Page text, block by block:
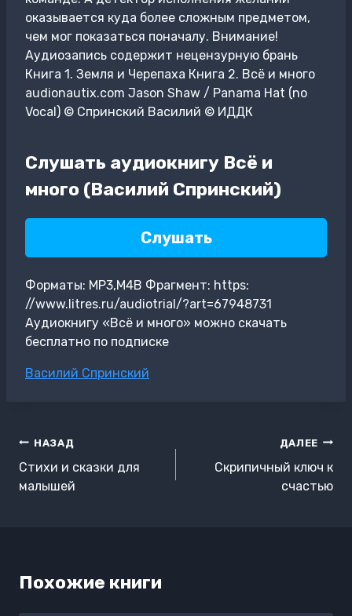
оказывается куда более сложным предметом,
чем мог показаться поначалу. Внимание!
Аудиозапись содержит нецензурную брань
Книга 1. Земля и Черепаха Книга 2. Всё и много
audionautix.com Jason Shaw / Panama Hat (no
Vocal) © Спринский Василий © ИДДК
Слушать аудиокнигу Всё и
много (Василий Спринский)
Слушать
Форматы: MP3,M4B Фрагмент: https:
//www.litres.ru/audiotrial/?art=67948731
Аудиокнигу «Всё и много» можно скачать
бесплатно по подписке
Метки
Василий Спринский
Навигация
по
записям
НАЗАД
Стихи и сказки для
малышей
ДАЛЕЕ
Скрипичный ключ к
счастью
Похожие книги